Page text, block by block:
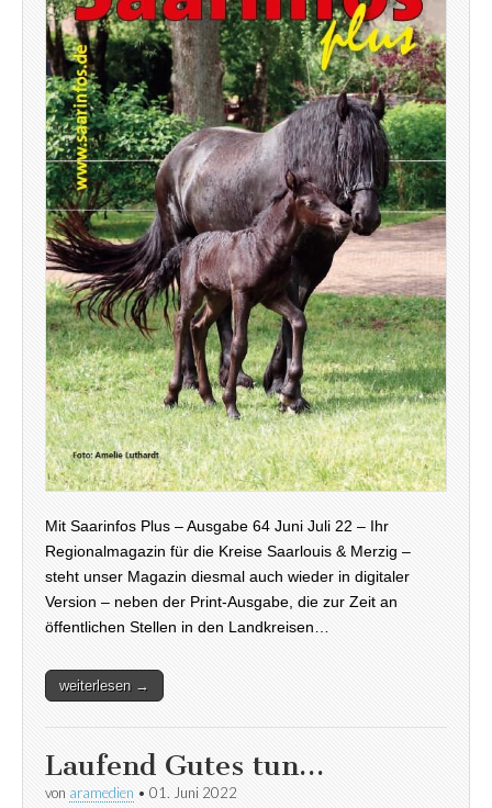
Mit Saarinfos Plus – Ausgabe 64 Juni Juli 22 – Ihr
Regionalmagazin für die Kreise Saarlouis & Merzig –
steht unser Magazin diesmal auch wieder in digitaler
Version – neben der Print-Ausgabe, die zur Zeit an
öffentlichen Stellen in den Landkreisen…
weiterlesen →
Laufend Gutes tun…
von aramedien • 01. Juni 2022